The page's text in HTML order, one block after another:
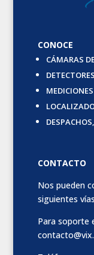
CONOCE
CÁMARAS
CONTACTO
Nos pueden
siguientes
Para soporte